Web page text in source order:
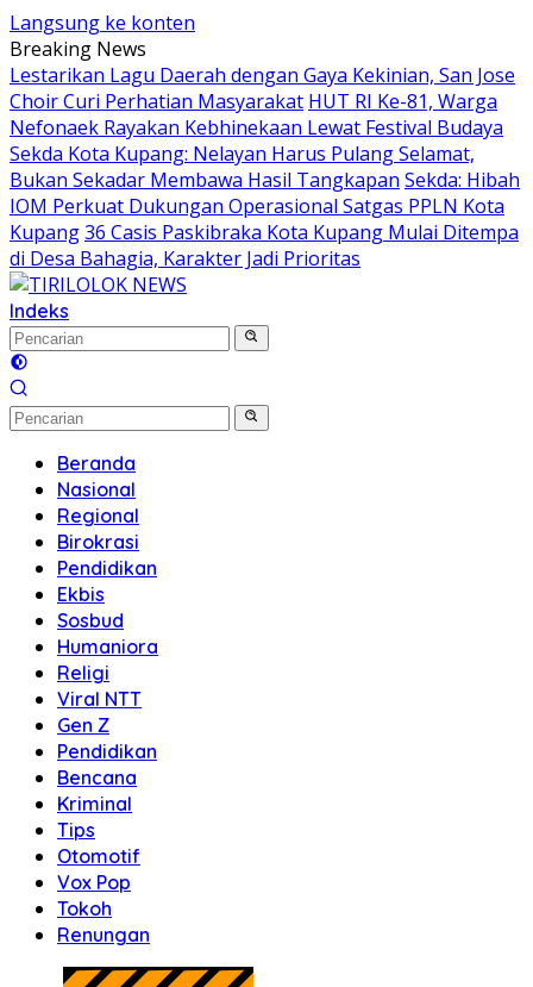
Langsung ke konten
Breaking News
Lestarikan Lagu Daerah dengan Gaya Kekinian, San Jose
Choir Curi Perhatian Masyarakat HUT RI Ke-81, Warga
Nefonaek Rayakan Kebhinekaan Lewat Festival Budaya
Sekda Kota Kupang: Nelayan Harus Pulang Selamat,
Bukan Sekadar Membawa Hasil Tangkapan Sekda: Hibah
IOM Perkuat Dukungan Operasional Satgas PPLN Kota
Kupang36 Casis Paskibraka Kota Kupang Mulai Ditempa
di Desa Bahagia, Karakter Jadi Prioritas
Indeks
Beranda
Nasional
Regional
Birokrasi
Pendidikan
Ekbis
Sosbud
Humaniora
Religi
Viral NTT
Gen Z
Pendidikan
Bencana
Kriminal
Tips
Otomotif
Vox Pop
Tokoh
Renungan